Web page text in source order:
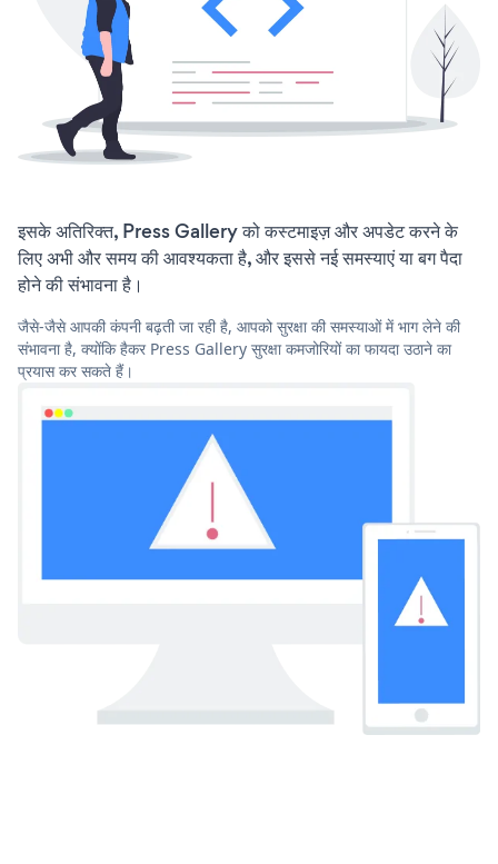
इसके अतिरिक्त, Press Gallery को कस्टमाइज़ और अपडेट करने के
लिए अभी और समय की आवश्यकता है, और इससे नई समस्याएं या बग पैदा
होने की संभावना है।
जैसे-जैसे आपकी कंपनी बढ़ती जा रही है, आपको सुरक्षा की समस्याओं में भाग लेने की
संभावना है, क्योंकि हैकर Press Gallery सुरक्षा कमजोरियों का फायदा उठाने का
प्रयास कर सकते हैं।